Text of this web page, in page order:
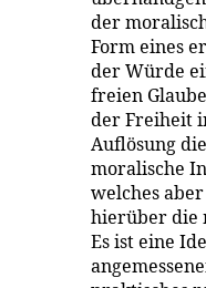
der
Form eines
der Würde
freien
der Freiheit
Auflösung
moralische
welches
hierüber die
Es ist eine